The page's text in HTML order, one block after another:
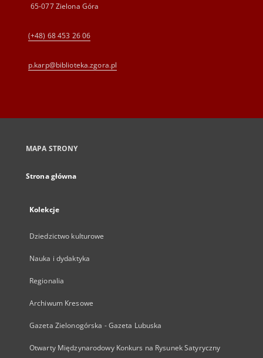
65-077 Zielona Góra
(+48) 68 453 26 06
p.karp@biblioteka.zgora.pl
MAPA STRONY
Strona główna
Kolekcje
Dziedzictwo kulturowe
Nauka i dydaktyka
Regionalia
Archiwum Kresowe
Gazeta Zielonogórska - Gazeta Lubuska
Otwarty Międzynarodowy Konkurs na Rysunek Satyryczny